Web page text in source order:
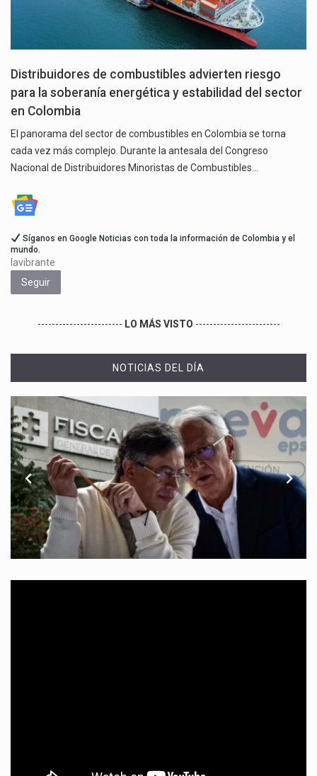
Distribuidores de combustibles advierten riesgo
para la soberanía energética y estabilidad del sector
en Colombia
El panorama del sector de combustibles en Colombia se torna
cada vez más complejo. Durante la antesala del Congreso
Nacional de Distribuidores Minoristas de Combustibles…
Síganos en Google Noticias con toda la información de Colombia y el
mundo.
lavibrante
Seguir
------------------------ LO MÁS VISTO ------------------------
NOTICIAS DEL DÍA